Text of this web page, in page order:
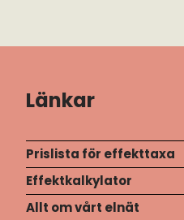
Länkar
Prislista för effekttaxa
Effektkalkylator
Allt om vårt elnät